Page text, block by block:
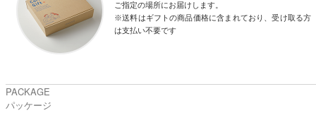
ご指定の場所にお届けします。
※送料はギフトの商品価格に含まれており、受け取る方
は支払い不要です
PACKAGE
パッケージ